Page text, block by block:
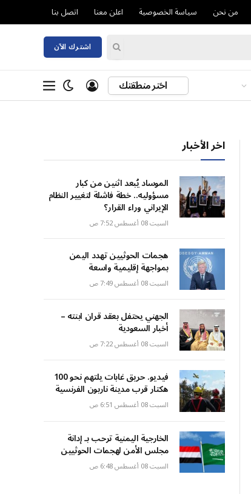
من نحن سياسة الخصوصية اعلن معنا اتصل بنا
اشترك الآن
اختر منطقتك
اخر الأخبار
الموساد يُبعد اثنين من كبار
مسؤوليه.. خطة فاشلة لتغيير النظام
الإيراني وراء القرار؟
السبت 08 أغسطس 7:52 ص
هجمات الحوثيين تهدد اليمن
بمواجهة إقليمية واسعة
السبت 08 أغسطس 7:49 ص
الجهني يحتفل بعقد قران ابنته –
أخبار السعودية
السبت 08 أغسطس 7:22 ص
فيديو. حريق غابات يلتهم نحو 100
هكتار قرب مدينة ناربون الفرنسية
السبت 08 أغسطس 6:51 ص
الخارجية اليمنية ترحب بـ إدانة
مجلس الأمن لهجمات الحوثيين
السبت 08 أغسطس 6:48 ص